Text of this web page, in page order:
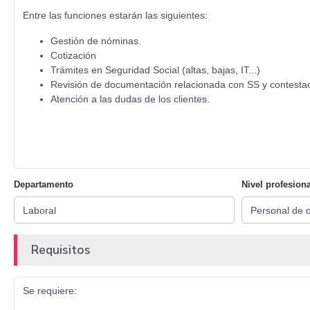
Entre las funciones estarán las siguientes:
Gestión de nóminas.
Cotización
Trámites en Seguridad Social (altas, bajas, IT...)
Revisión de documentación relacionada con SS y
Atención a las dudas de los clientes.
Departamento Nivel
Requisitos
Se requiere: